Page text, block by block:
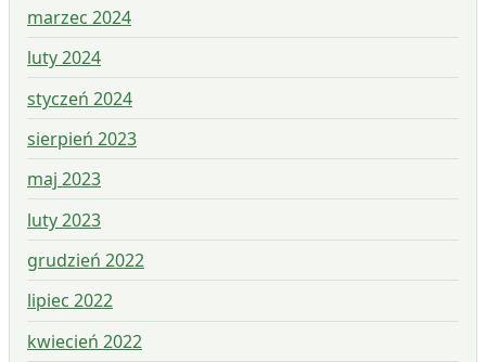
marzec 2024
luty 2024
styczeń 2024
sierpień 2023
maj 2023
luty 2023
grudzień 2022
lipiec 2022
kwiecień 2022